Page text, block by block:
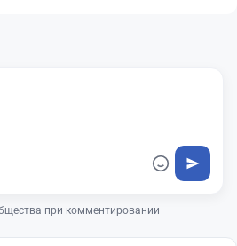
при комментировании